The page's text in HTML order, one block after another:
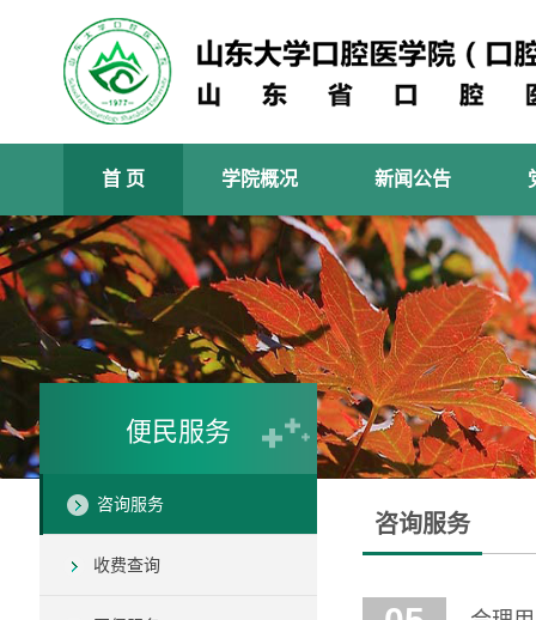
首 页 学院概况 新闻公告
便民服务
咨询服务
收费查询
咨询服务